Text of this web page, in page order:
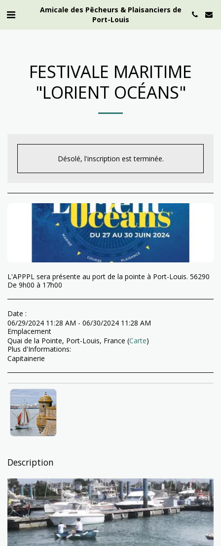
Amicale des Pêcheurs & Plaisanciers de
Port-Louis
FESTIVALE MARITIME
"LORIENT OCÉANS"
Désolé, l'inscription est terminée.
L'APPPL sera présente au port de la pointe à Port-Louis. 56290
De 9h00 à 17h00
Date :
06/29/2024 11:28 AM - 06/30/2024 11:28 AM
Emplacement
Quai de la Pointe, Port-Louis, France (Carte)
Plus d'Informations:
Capitainerie
Description